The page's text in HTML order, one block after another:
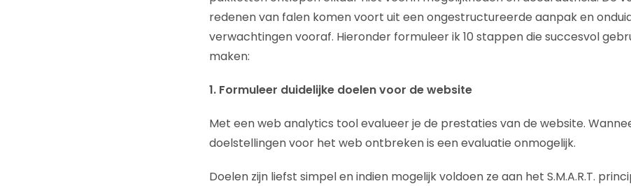
redenen van falen komen voort uit een ongestructureerde aanpak en
verwachtingen vooraf. Hieronder formuleer ik 10 stappen die succesvol
maken:
1. Formuleer duidelijke doelen voor de website
Met een web analytics tool evalueer je de prestaties van de website.
doelstellingen voor het web ontbreken is een evaluatie onmogelijk.
Doelen zijn liefst simpel en indien mogelijk voldoen ze aan het S.M.A.R.T.